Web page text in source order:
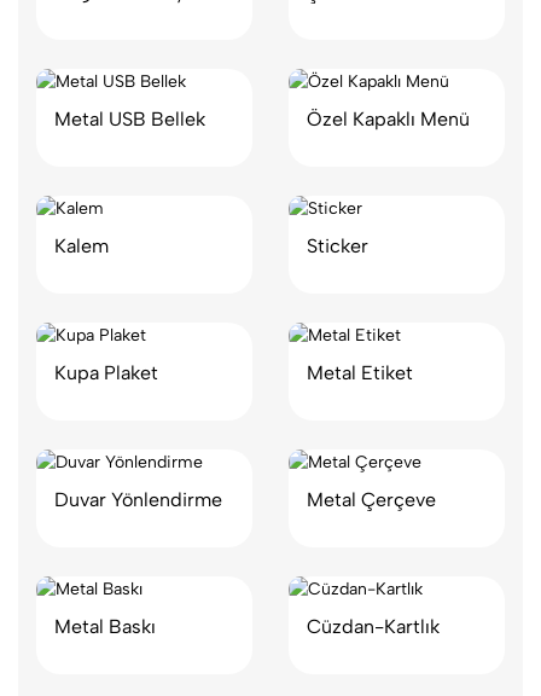
Metal USB Bellek Özel Kapaklı Menü
Kalem Sticker
Kupa Plaket Metal Etiket
Duvar Yönlendirme Metal Çerçeve
Metal Baskı Cüzdan-Kartlık